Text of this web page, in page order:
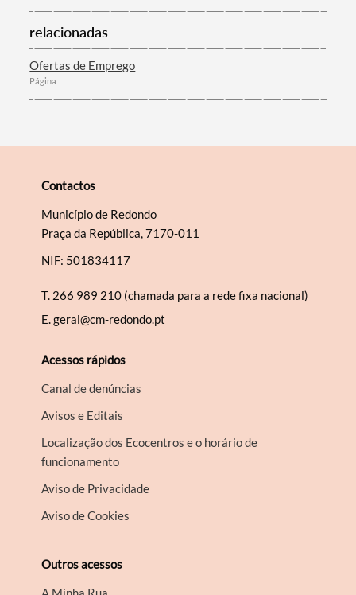
relacionadas
Ofertas de Emprego
Página
Contactos
Município de Redondo
Praça da República, 7170-011
NIF: 501834117
T. 266 989 210 (chamada para a rede fixa nacional)
E.geral@cm-redondo.pt
Acessos rápidos
Canal de denúncias
Avisos e Editais
Localização dos Ecocentros e o horário de
funcionamento
Aviso de Privacidade
Aviso de Cookies
Outros acessos